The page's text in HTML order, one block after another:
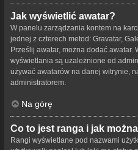
Jak wyświetlić awatar?
W panelu zarządzania kontem na
jednej z czterech metod: Gravatar,
Prześlij awatar, można dodać
wyświetlania są uzależnione od
używać awatarów na danej witrynie,
administratorem.
Na górę
Co to jest ranga i jak
Rangi wyświetlane pod nazwami